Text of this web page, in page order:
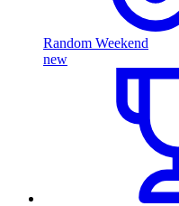
Random Weekend
new